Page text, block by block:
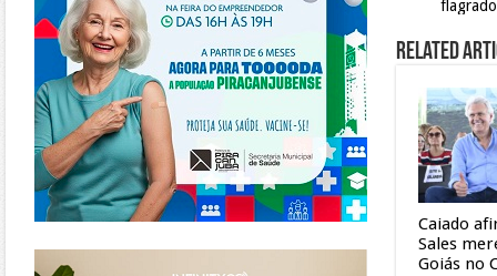
flagrado
Related
Caiado
Sales
Goiás no
https://www.infinitygo.com.br/